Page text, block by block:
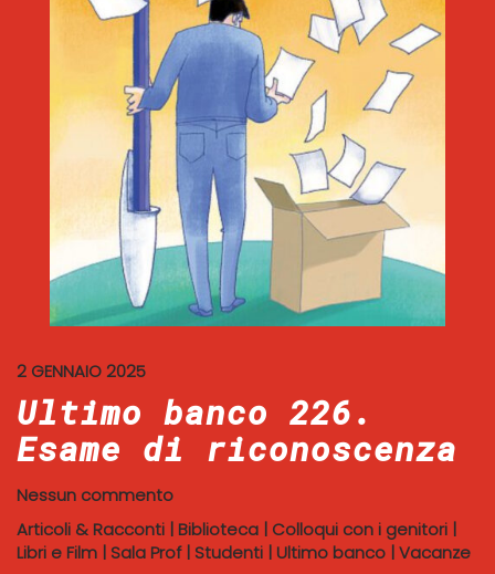
2 GENNAIO 2025
Ultimo banco 226.
Esame di riconoscenza
Nessun commento
Articoli & Racconti | Biblioteca | Colloqui con i genitori |
Libri e Film | Sala Prof| Studenti | Ultimo banco |Vacanze